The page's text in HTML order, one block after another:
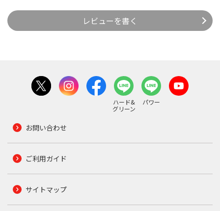
レビューを書く
ハード&
グリーン
パワー
お問い合わせ
ご利用ガイド
サイトマップ